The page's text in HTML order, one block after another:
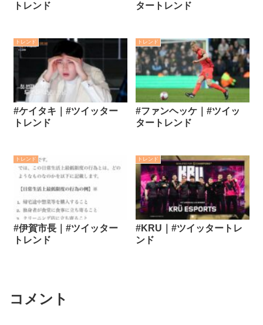
トレンド
タートレンド
トレンド
#ケイタキ｜#ツイッター
トレンド
トレンド
#ファンヘッケ｜#ツイッ
タートレンド
トレンド
#伊賀市長｜#ツイッター
トレンド
トレンド
#KRU｜#ツイッタートレ
ンド
コメント